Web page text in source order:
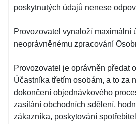
poskytnutých údajů nenese
Provozovatel vynaloží maximální
neoprávněnému zpracování
Provozovatel je oprávněn předat
Účastníka třetím osobám, a to za
dokončení objednávkového
zasílání obchodních sdělení,
zákazníka, poskytování